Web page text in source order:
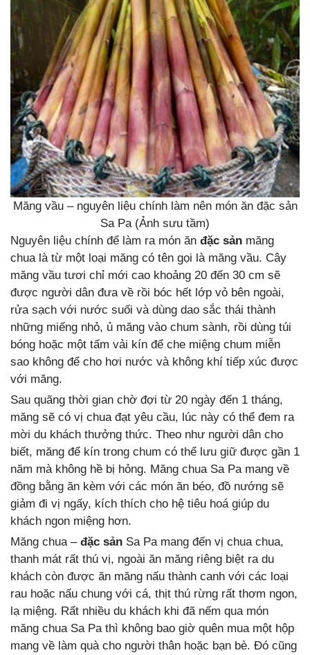
Măng vầu – nguyên liệu chính làm nên món ăn đặc sản
Sa Pa (Ảnh sưu tầm)
Nguyên liệu chính để làm ra món ăn đặc sản măng
chua là từ một loại măng có tên gọi là măng vầu. Cây
măng vầu tươi chỉ mới cao khoảng 20 đến 30 cm sẽ
được người dân đưa về rồi bóc hết lớp vỏ bên ngoài,
rửa sạch với nước suối và dùng dao sắc thái thành
những miếng nhỏ, ủ măng vào chum sành, rồi dùng túi
bóng hoặc một tấm vải kín để che miệng chum miễn
sao không để cho hơi nước và không khí tiếp xúc được
với măng.
Sau quãng thời gian chờ đợi từ 20 ngày đến 1 tháng,
măng sẽ có vị chua đạt yêu cầu, lúc này có thể đem ra
mời du khách thưởng thức. Theo như người dân cho
biết, măng để kín trong chum có thể lưu giữ được gần 1
năm mà không hề bị hỏng. Măng chua Sa Pa mang về
đồng bằng ăn kèm với các món ăn béo, đồ nướng sẽ
giảm đi vị ngấy, kích thích cho hệ tiêu hoá giúp du
khách ngon miệng hơn.
Măng chua – đặc sản Sa Pa mang đến vị chua chua,
thanh mát rất thú vị, ngoài ăn măng riêng biệt ra du
khách còn được ăn măng nấu thành canh với các loại
rau hoặc nấu chung với cá, thịt thú rừng rất thơm ngon,
lạ miệng. Rất nhiều du khách khi đã nếm qua món
măng chua Sa Pa thì không bao giờ quên mua một hộp
mang về làm quà cho người thân hoặc bạn bè. Đó cũng